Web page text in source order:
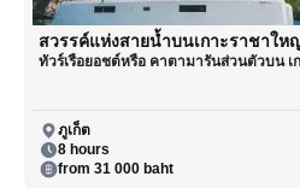
สวรรค์แห่งสายน้ำบนเกาะราชาให
ทัวร์เรือยอชต์หรือ คาตามารันส่วนตัวบน เ
ภูเก็ต
8 hours
from 31 000 baht